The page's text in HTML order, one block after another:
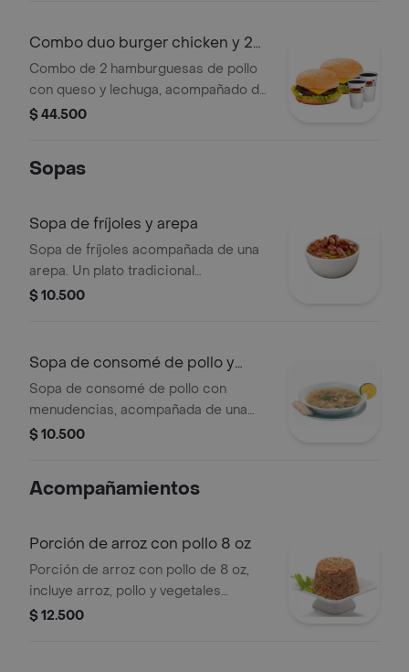
Combo duo burger chicken y 2
gaseosas
Combo de 2 hamburguesas de pollo
con queso y lechuga, acompañado de
2 gaseosas de 250 ml.
$ 44.500
Sopas
Sopa de fríjoles y arepa
Sopa de fríjoles acompañada de una
arepa. Un plato tradicional
colombiano.
$ 10.500
Sopa de consomé de pollo y
arepa
Sopa de consomé de pollo con
menudencias, acompañada de una
arepa.
$ 10.500
Acompañamientos
Porción de arroz con pollo 8 oz
Porción de arroz con pollo de 8 oz,
incluye arroz, pollo y vegetales
visibles como pimientos y zanahorias.
$ 12.500